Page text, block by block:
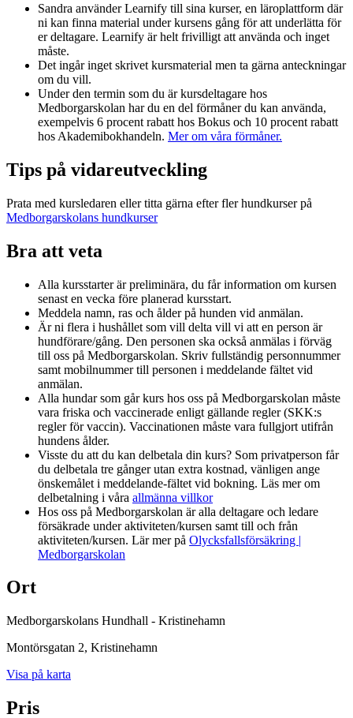
Sandra använder Learnify till sina kurser, en läroplattform där
ni kan finna material under kursens gång för att underlätta för
er deltagare. Learnify är helt frivilligt att använda och inget
måste.
Det ingår inget skrivet kursmaterial men ta gärna anteckningar
om du vill.
Under den termin som du är kursdeltagare hos
Medborgarskolan har du en del förmåner du kan använda,
exempelvis 6 procent rabatt hos Bokus och 10 procent rabatt
hos Akademibokhandeln. Mer om våra förmåner.
Tips på vidareutveckling
Prata med kursledaren eller titta gärna efter fler hundkurser på
Medborgarskolans hundkurser
Bra att veta
Alla kursstarter är preliminära, du får information om kursen
senast en vecka före planerad kursstart.
Meddela namn, ras och ålder på hunden vid anmälan.
Är ni flera i hushållet som vill delta vill vi att en person är
hundförare/gång. Den personen ska också anmälas i förväg
till oss på Medborgarskolan. Skriv fullständig personnummer
samt mobilnummer till personen i meddelande fältet vid
anmälan.
Alla hundar som går kurs hos oss på Medborgarskolan måste
vara friska och vaccinerade enligt gällande regler (SKK:s
regler för vaccin). Vaccinationen måste vara fullgjort utifrån
hundens ålder.
Visste du att du kan delbetala din kurs? Som privatperson får
du delbetala tre gånger utan extra kostnad, vänligen ange
önskemålet i meddelande-fältet vid bokning. Läs mer om
delbetalning i våra allmänna villkor
Hos oss på Medborgarskolan är alla deltagare och ledare
försäkrade under aktiviteten/kursen samt till och från
aktiviteten/kursen. Lär mer på Olycksfallsförsäkring |
Medborgarskolan
Ort
Medborgarskolans Hundhall - Kristinehamn
Montörsgatan 2, Kristinehamn
Visa på karta
Pris